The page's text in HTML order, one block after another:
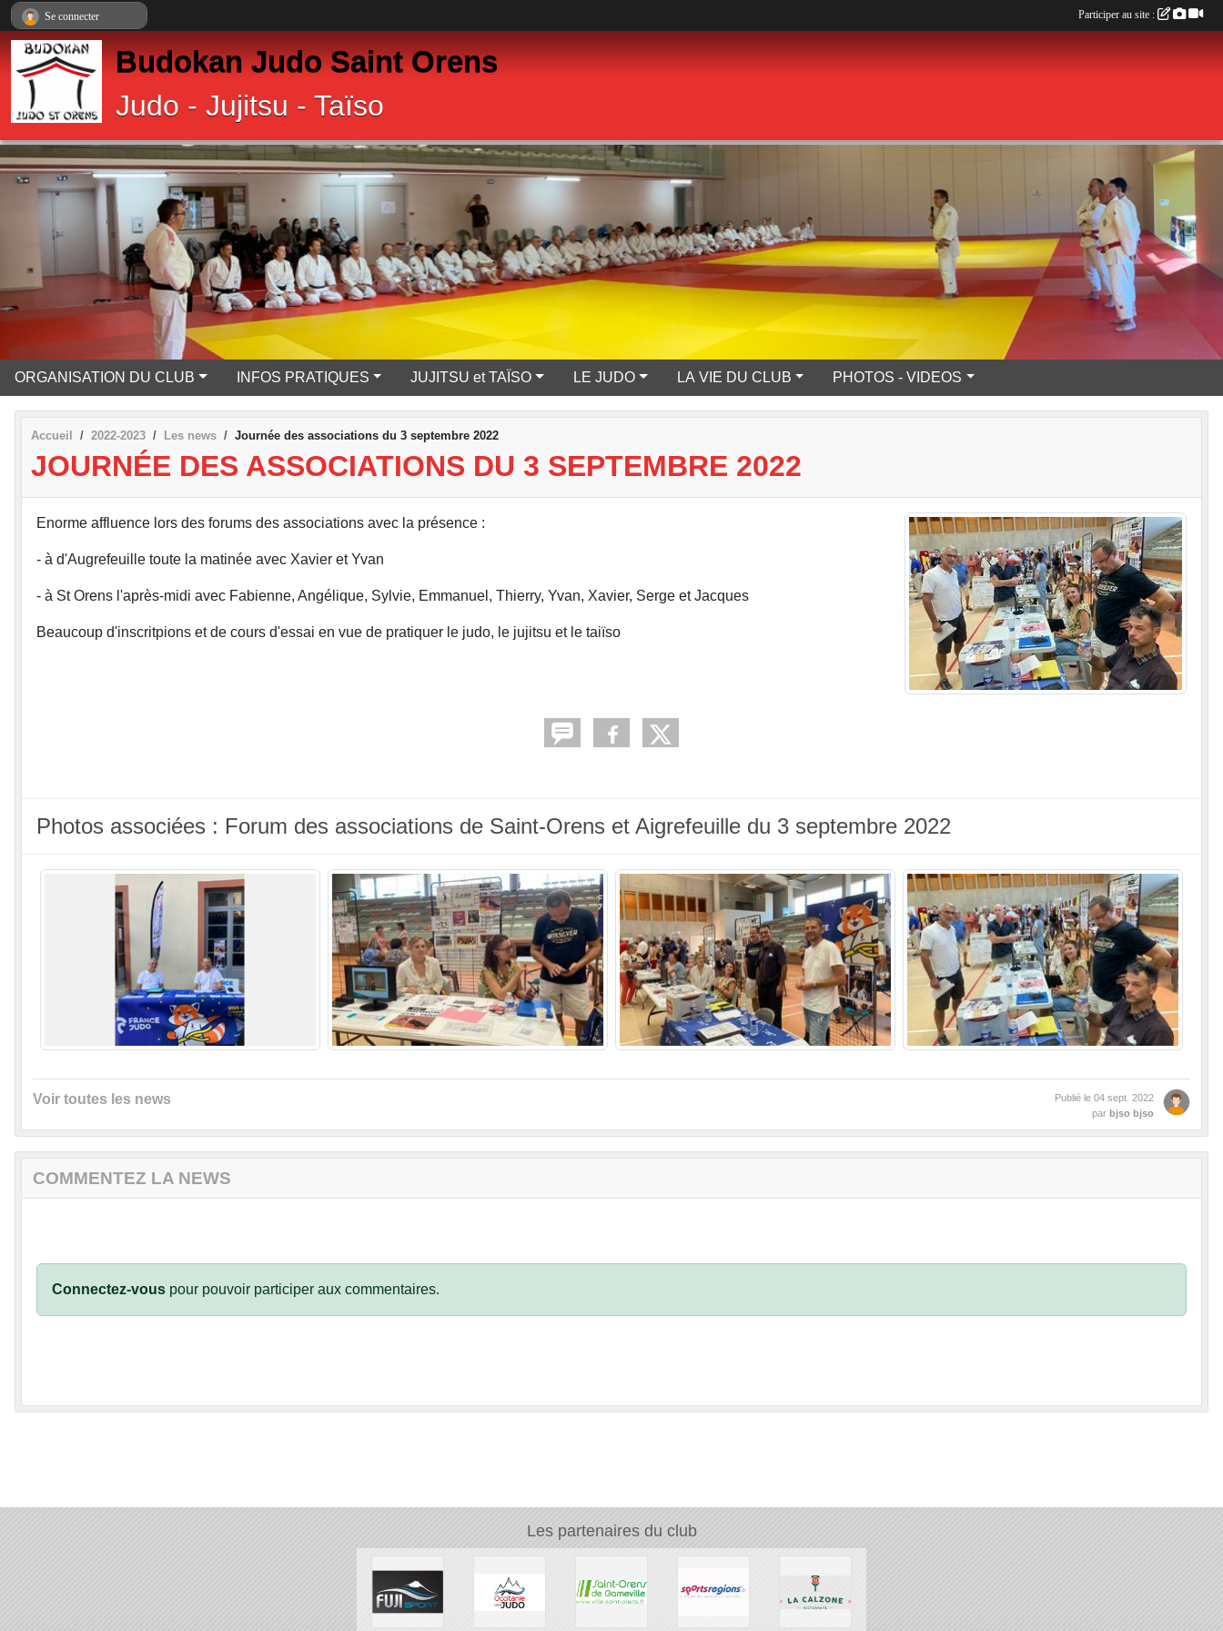
Budokan Judo Saint Orens
Judo - Jujitsu - Taïso
ORGANISATION DU CLUB INFOS PRATIQUES JUJITSU et TAÏSO LE JUDO LA VIE DU CLUB PHOTOS - VIDEOS
Accueil 2022-2023 Les news Journée des associations du 3 septembre 2022
JOURNÉE DES ASSOCIATIONS DU 3 SEPTEMBRE 2022
Enorme affluence lors des forums des associations avec la présence :
- à d'Augrefeuille toute la matinée avec Xavier et Yvan
- à St Orens l'après-midi avec Fabienne, Angélique, Sylvie, Emmanuel, Thierry, Yvan, Xavier, Serge et Jacques
Beaucoup d'inscritpions et de cours d'essai en vue de pratiquer le judo, le jujitsu et le taiïso
Photos associées : Forum des associations de Saint-Orens et Aigrefeuille du 3 septembre 2022
Voir toutes les news Publié le 04 sept. 2022
par bjso bjso
COMMENTEZ LA NEWS
Connectez-vous pour pouvoir participer aux commentaires.
Les partenaires du club
Se connecter Participer au site :
Panneau de gestion des cookies